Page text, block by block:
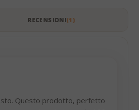
Questo prodotto, perfetto
RECENSIONI 1